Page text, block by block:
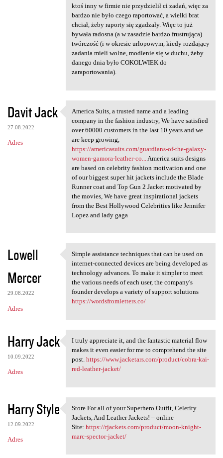
ktoś inny w firmie nie przydzielił ci zadań, więc za
bardzo nie było czego raportować, a wielki brat
chciał, żeby raporty się zgadzały. Więc to już
bywała radosna (a w zasadzie bardzo frustrująca)
twórczość (i w okresie urlopowym, kiedy rozdający
zadania mieli wolne, modlenie się w duchu, żeby
danego dnia było COKOLWIEK do
zaraportowania).
Davit Jack
27.08.2022
Adres
America Suits, a trusted name
America Suits, a trusted name and a leading
company in the fashion industry, We have satisfied
over 60000 customers in the last 10 years and we
are keep growing,
https://americasuits.com/guardians-of-the-galaxy-
women-gamora-leather-co...
America suits designs
are based on celebrity fashion motivation and one
of our biggest super hit jackets include the Blade
Runner coat and Top Gun 2 Jacket motivated by
the movies, We have great inspirational jackets
from the Best Hollywood Celebrities like Jennifer
Lopez and lady gaga
Lowell
Mercer
29.08.2022
Adres
Simple assistance techniques
Simple assistance techniques that can be used on
internet-connected devices are being developed as
technology advances. To make it simpler to meet
the various needs of each user, the company's
founder develops a variety of support solutions
https://wordsfromletters.co/
Harry Jack
10.09.2022
Adres
I truly appreciate it, and
I truly appreciate it, and the fantastic material flow
makes it even easier for me to comprehend the site
post. https://www.jacketars.com/product/cobra-kai-
red-leather-jacket/
Harry Style
12.09.2022
Adres
Store For all of your
Store For all of your Superhero Outfit, Celerity
Jackets, And Leather Jackets! – online
Site: https://rjackets.com/product/moon-knight-
marc-spector-jacket/